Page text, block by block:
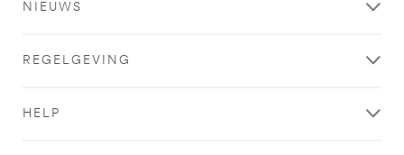
NIEUWS
REGELGEVING
HELP